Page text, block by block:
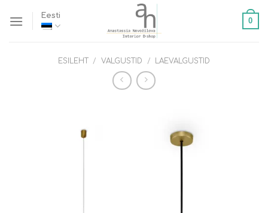
Eesti
0
ESILEHT / VALGUSTID / LAEVALGUSTID